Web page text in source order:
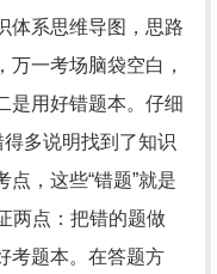
体系思维导图，思路
一考场脑袋空白，
是用好错题本。仔细
得多说明找到了知识
，这些“错题”就是
两点：把错的题做
考题本。在答题方